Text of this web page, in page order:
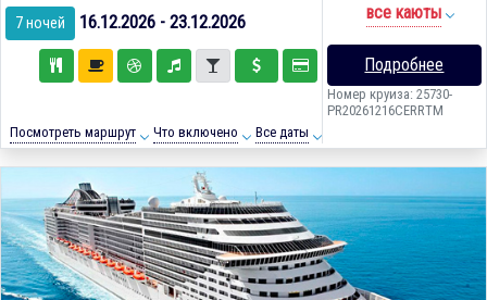
7 ночей 16.12.2026 - 23.12.2026
Посмотреть маршрут Что включено Все даты
все каюты
Подробнее
Номер круиза: 25730-
PR20261216CERRTM